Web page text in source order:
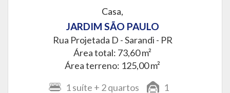
Casa,
JARDIM SÃO PAULO
Rua Projetada D -Sarandi - PR
Área total: 73,60 m²
Área terreno: 125,00 m²
1 suíte + 2quartos 1